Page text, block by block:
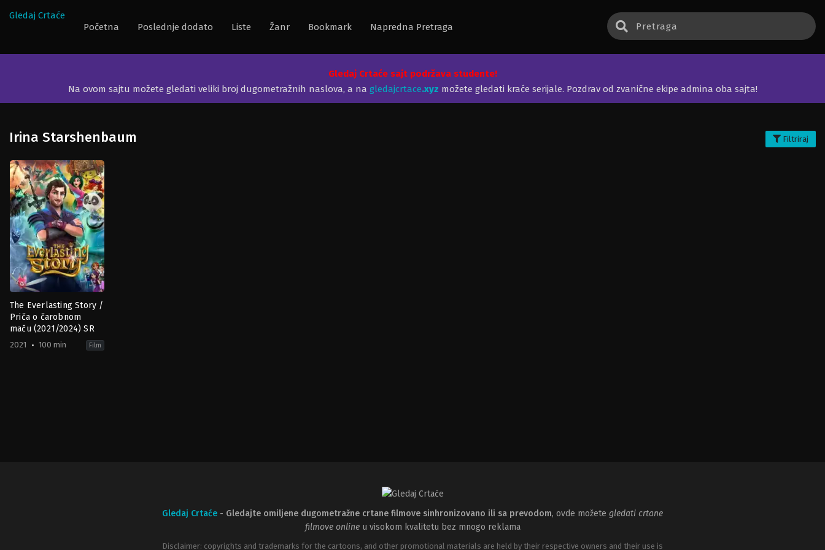
Gledaj Crtaće
Početna
Poslednje dodato Liste Žanr Bookmark Napredna Pretraga
Gledaj Crtaće sajt podržava studente!
Na ovom sajtu možete gledati veliki broj dugometražnih naslova, a na gledajcrtace.xyz možete gledati kraće serijale. Pozdrav od zvanične ekipe admina oba sajta!
Irina Starshenbaum Filtriraj
The Everlasting Story /
Priča o čarobnom
maču (2021/2024) SR
2021 100 min Film
Gledaj Crtaće - Gledajte omiljene dugometražne crtane filmove sinhronizovano ili sa prevodom, ovde možete gledati crtane
filmove onlineu visokom kvalitetu bez mnogo reklama
Disclaimer: copyrights and trademarks for the cartoons, and other promotional materials are held by their respective owners and their use is